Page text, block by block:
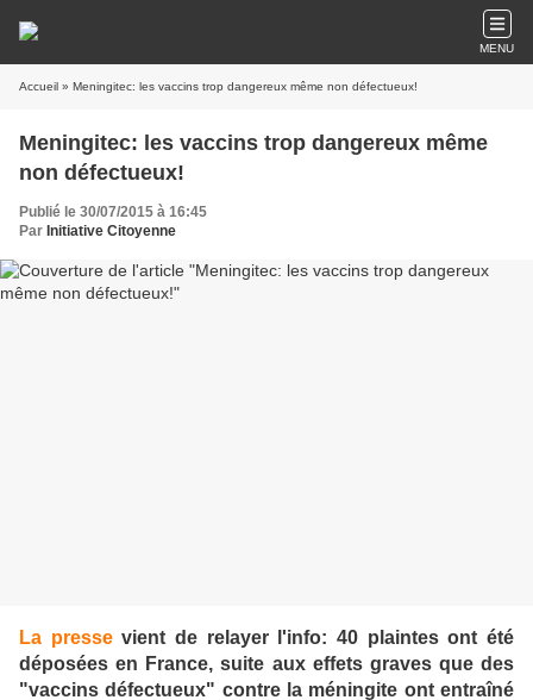
MENU
Accueil » Meningitec: les vaccins trop dangereux même non défectueux!
Meningitec: les vaccins trop dangereux même
non défectueux!
Publié le 30/07/2015 à 16:45
Par Initiative Citoyenne
La pressevient de relayer l'info: 40 plaintes ont été
déposées en France, suite aux effets graves que des
"vaccins défectueux" contre la méningite ont entraîné